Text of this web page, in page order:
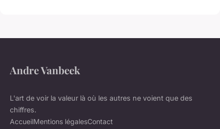
Andre Vanbeek
L'art de voir la valeur là où les autres ne voient que des
chiffres.
AccueilMentions légalesContact